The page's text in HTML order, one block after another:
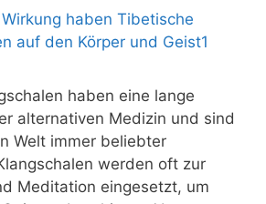
haben eine lange
alternativen Medizin und sind
Welt immer beliebter
werden oft zur
Meditation eingesetzt, um